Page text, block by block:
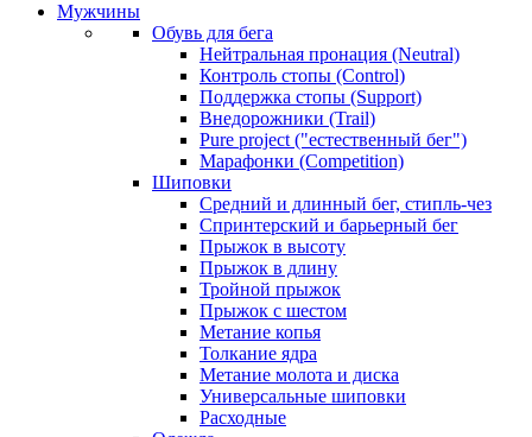
Мужчины
Обувь для бега
Нейтральная пронация (Neutral)
Контроль стопы (Control)
Поддержка стопы (Support)
Внедорожники (Trail)
Pure project ("естественный бег")
Марафонки (Competition)
Шиповки
Средний и длинный бег, стипль-чез
Cпринтерский и барьерный бег
Прыжок в высоту
Прыжок в длину
Тройной прыжок
Прыжок с шестом
Метание копья
Толкание ядра
Метание молота и диска
Универсальные шиповки
Расходные